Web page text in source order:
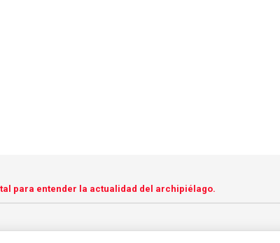
para entender la actualidad del archipiélago.